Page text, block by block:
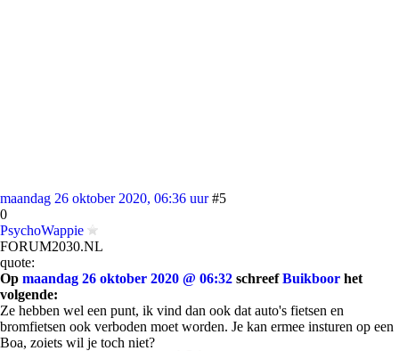
maandag 26 oktober 2020, 06:36 uur #5
0
PsychoWappie
FORUM2030.NL
quote:
Op maandag 26 oktober 2020 @ 06:32 schreefBuikboor het
volgende:
Ze hebben wel een punt, ik vind dan ook dat auto's fietsen en
bromfietsen ook verboden moet worden. Je kan ermee insturen op een
Boa, zoiets wil je toch niet?